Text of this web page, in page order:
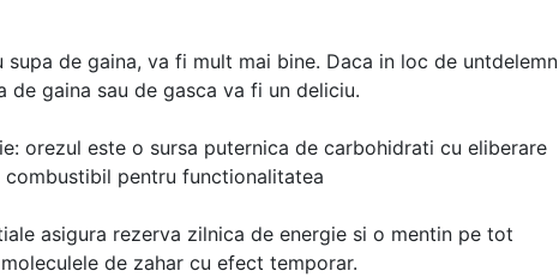
de gaina, va fi mult mai bine. Daca in loc de untdelemn
de gaina sau de gasca va fi un deliciu.
orezul este o sursa puternica de carbohidrati cu eliberare
pentru functionalitatea
asigura rezerva zilnica de energie si o mentin pe tot
de zahar cu efect temporar.